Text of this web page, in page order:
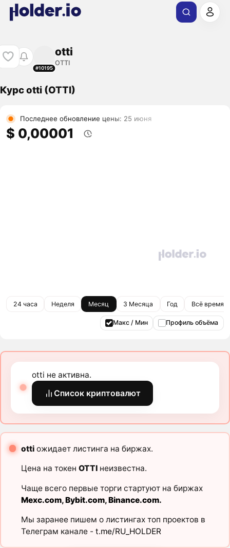
#10195
otti
OTTI
Курс otti (OTTI)
Последнее обновление цены: 25 июня
$ 0,00001
24 часа Неделя Месяц 3 Месяца Год Всё время
Макс / Мин Профиль объёма
otti не активна.
Список криптовалют
ottiожидает листинга на биржах.
Цена на токен OTTIнеизвестна.
Чаще всего первые торги стартуют на биржах
Mexc.com,Bybit.com,Binance.com.
Мы заранее пишем о листингах топ проектов в
Телеграм канале - t.me/RU_HOLDER